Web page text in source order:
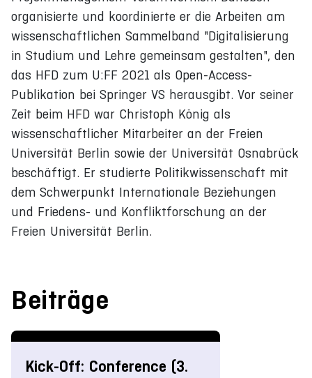
organisierte und koordinierte er die Arbeiten am
wissenschaftlichen Sammelband "Digitalisierung
in Studium und Lehre gemeinsam gestalten", den
das HFD zum U:FF 2021 als Open-Access-
Publikation bei Springer VS herausgibt. Vor seiner
Zeit beim HFD war Christoph König als
wissenschaftlicher Mitarbeiter an der Freien
Universität Berlin sowie der Universität Osnabrück
beschäftigt. Er studierte Politikwissenschaft mit
dem Schwerpunkt Internationale Beziehungen
und Friedens- und Konfliktforschung an der
Freien Universität Berlin.
Beiträge
Kick-Off: Conference (3.